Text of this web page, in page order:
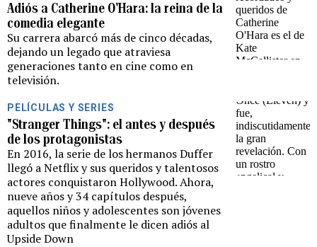
Adiós a Catherine O'Hara: la reina de la
comedia elegante
Su carrera abarcó más de cinco décadas,
dejando un legado que atraviesa
generaciones tanto en cine como en
televisión.
PELÍCULAS Y SERIES
"Stranger Things": el antes y después
de los protagonistas
En 2016, la serie de los hermanos Duffer
llegó a Netflix y sus queridos y talentosos
actores conquistaron Hollywood. Ahora,
nueve años y 34 capítulos después,
aquellos niños y adolescentes son jóvenes
adultos que finalmente le dicen adiós al
Upside Down